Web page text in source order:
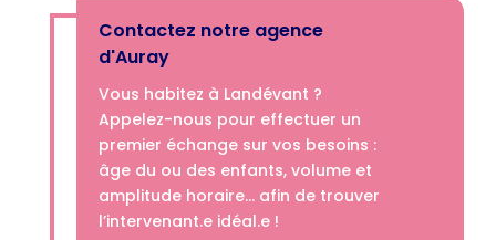
Contactez notre agence
d'Auray
Vous habitez à Landévant ?
Appelez-nous­­ pour effectuer un
premier échange sur vos besoins :
âge du ou des enfants, volume et
amplitude horaire… afin de trouver
l’intervenant.e idéal.e !